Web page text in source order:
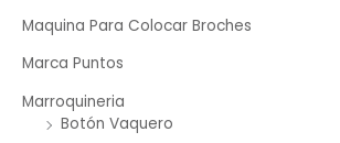
Maquina Para Colocar Broches
Marca Puntos
Marroquineria
Botón Vaquero